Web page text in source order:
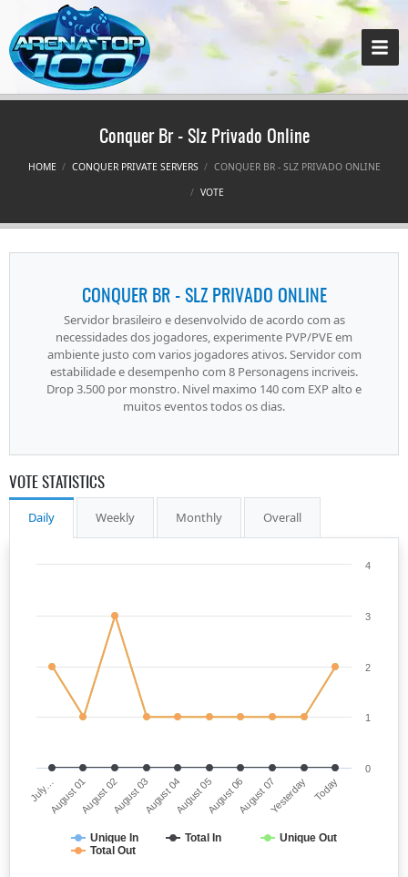
Conquer Br - Slz Privado Online
HOME CONQUER PRIVATE SERVERS
CONQUER BR - SLZ PRIVADO ONLINE
VOTE
CONQUER BR - SLZ PRIVADO ONLINE
Servidor brasileiro e desenvolvido de acordo com as
necessidades dos jogadores, experimente PVP/PVE em
ambiente justo com varios jogadores ativos. Servidor com
estabilidade e desempenho com 8 Personagens incriveis.
Drop 3.500 por monstro. Nivel maximo 140 com EXP alto e
muitos eventos todos os dias.
VOTE STATISTICS
Daily Weekly Monthly Overall
Unique In Total In
Unique Out
Total Out
July…August 01August 02August 03August 04August 05August 06August 07Yesterday Today
0
1
2
3
4